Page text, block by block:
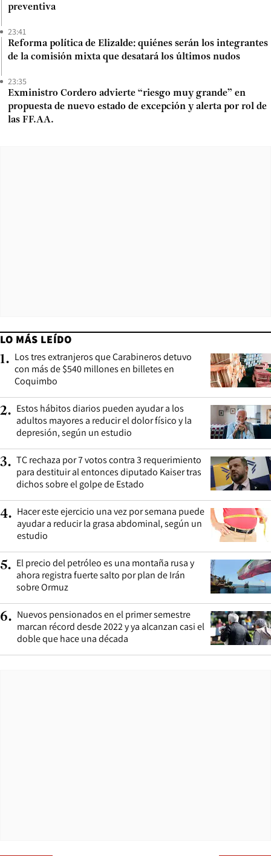
preventiva
23:41
Reforma política de Elizalde: quiénes serán los integrantes
de la comisión mixta que desatará los últimos nudos
23:35
Exministro Cordero advierte “riesgo muy grande” en
propuesta de nuevo estado de excepción y alerta por rol de
las FF.AA.
LO MÁS LEÍDO
1. Los tres extranjeros que Carabineros detuvo
con más de $540 millones en billetes en
Coquimbo
2. Estos hábitos diarios pueden ayudar a los
adultos mayores a reducir el dolor físico y la
depresión, según un estudio
3. TC rechaza por 7 votos contra 3 requerimiento
para destituir al entonces diputado Kaiser tras
dichos sobre el golpe de Estado
4. Hacer este ejercicio una vez por semana puede
ayudar a reducir la grasa abdominal, según un
estudio
5. El precio del petróleo es una montaña rusa y
ahora registra fuerte salto por plan de Irán
sobre Ormuz
6. Nuevos pensionados en el primer semestre
marcan récord desde 2022 y ya alcanzan casi el
doble que hace una década